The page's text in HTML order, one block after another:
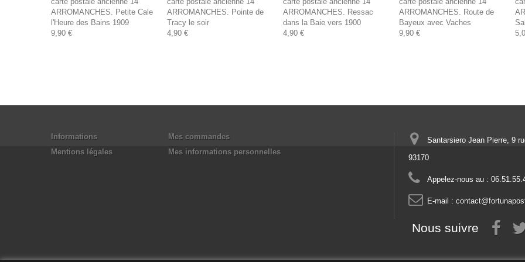
ARROMANCHES. Petite Cale
l'Heure des Bains 1909
9,90 €
ARROMANCHES. Pointe de
Tracy le soir
4,90 €
ARROMANCHES. Ressac
dans la Baie vers 1900
4,90 €
ARROMANCHES. Route de
Bayeux avec Vaches
9,90 €
Informations
Mentions légales
Mes commandes
Mes informations personnelles
Santarsiero Jean Pierre, 9
93170
Appelez-nous au :
E-mail :
Nous suivre